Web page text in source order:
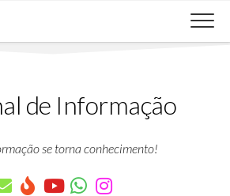
de Informação
se torna conhecimento!